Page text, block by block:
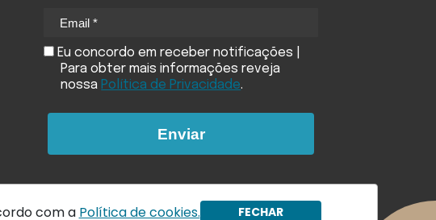
com a Política de cookies. FECHAR
Eu concordo em receber notificações |
Para obter mais informações reveja
nossa Política de Privacidade.
Enviar